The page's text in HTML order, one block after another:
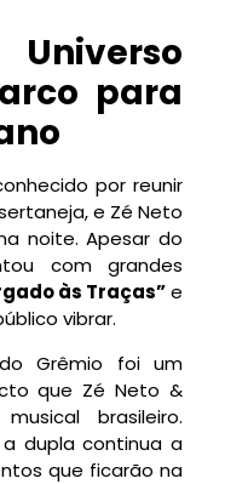
para
por reunir
e Zé Neto
noite. Apesar do
com grandes
às Traças”e
vibrar.
Grêmio foi um
que Zé Neto &
brasileiro.
dupla continua a
que ficarão na